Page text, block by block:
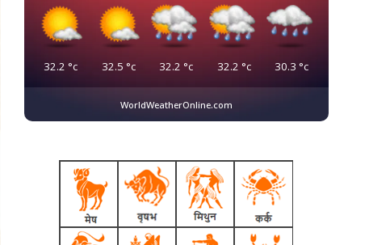
32.2 °c 32.5 °c 32.2 °c 32.2 °c 30.3 °c
WorldWeatherOnline.com